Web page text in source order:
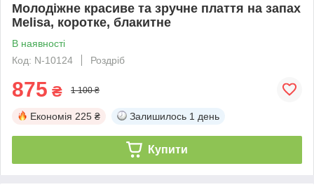
Молодіжне красиве та зручне плаття на запах
Melisa, коротке, блакитне
В наявності
Код: N-10124
Роздріб
875 ₴ 1 100 ₴
Економія 225 ₴ Залишилось 1 день
Купити